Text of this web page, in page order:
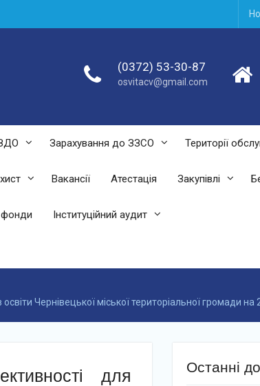
(0372) 53-30-87
osvitacv@gmail.com
Зарахування до ЗЗСО Території
Вакансії Атестація Закупівлі
фонди Інституційний аудит
Чернівецької міської територіальної громади на
для
Останні